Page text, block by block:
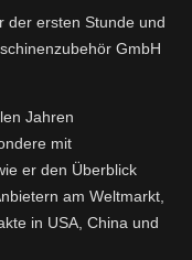
der ersten Stunde und
GmbH
Jahren
mit
er den Überblick
am Weltmarkt,
in USA, China und